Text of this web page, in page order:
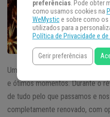
Um novo ano sempre é uma
e ótimos momentos. Durante o
de tudo pelo que passamos e
completamente renovado, com
preferências. Pode obter
como usamos cookies na
WeMystice sobre como os
utilizados para a
Política de Privacidade e
Gerir preferências